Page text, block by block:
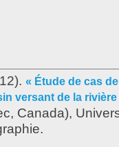
« Étude de cas
versant de la rivière
Canada),